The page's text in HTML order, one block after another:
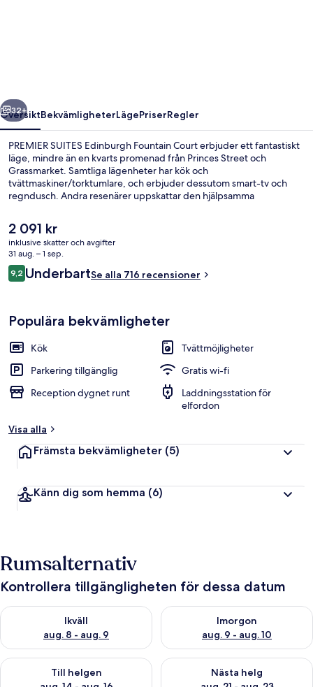
Nästa
32+
ÖversiktBekvämligheterLägePriserRegler
PREMIER SUITES Edinburgh Fountain Court erbjuder ett fantastiskt
läge, mindre än en kvarts promenad från Princes Street och
Grassmarket. Samtliga lägenheter har kök och
tvättmaskiner/torktumlare, och erbjuder dessutom smart-tv och
regndusch. Andra resenärer uppskattar den hjälpsamma
spårvagnsstation är det inte mer än 9 minuters promenad.
Det
nuvarande
priset
är
2 091 kr
2 091 kr
inklusive skatter och avgifter
31 aug. – 1 sep.
Recensioner
9,29,2 av 10,
UnderbartSe alla 716 recensioner
Populära bekvämligheter
Kök
Tvättmöjligheter
Parkering tillgänglig
Gratis wi-fi
Reception dygnet runt
Laddningsstation för
elfordon
Visa alla
Främsta bekvämligheter (5)
Känn dig som hemma (6)
Rumsalternativ
Kontrollera tillgängligheten för dessa datum
Ikväll
aug. 8 - aug. 9
Kontrollera tillgängligheten för ikväll aug. 8 - aug. 9
Imorgon
aug. 9 - aug. 10
Kontrollera tillgängligheten
Till helgen
Kontrollera tillgängligheten för den här helgen aug. 14 - aug.
Nästa helg
Kontrollera tillgängligheten